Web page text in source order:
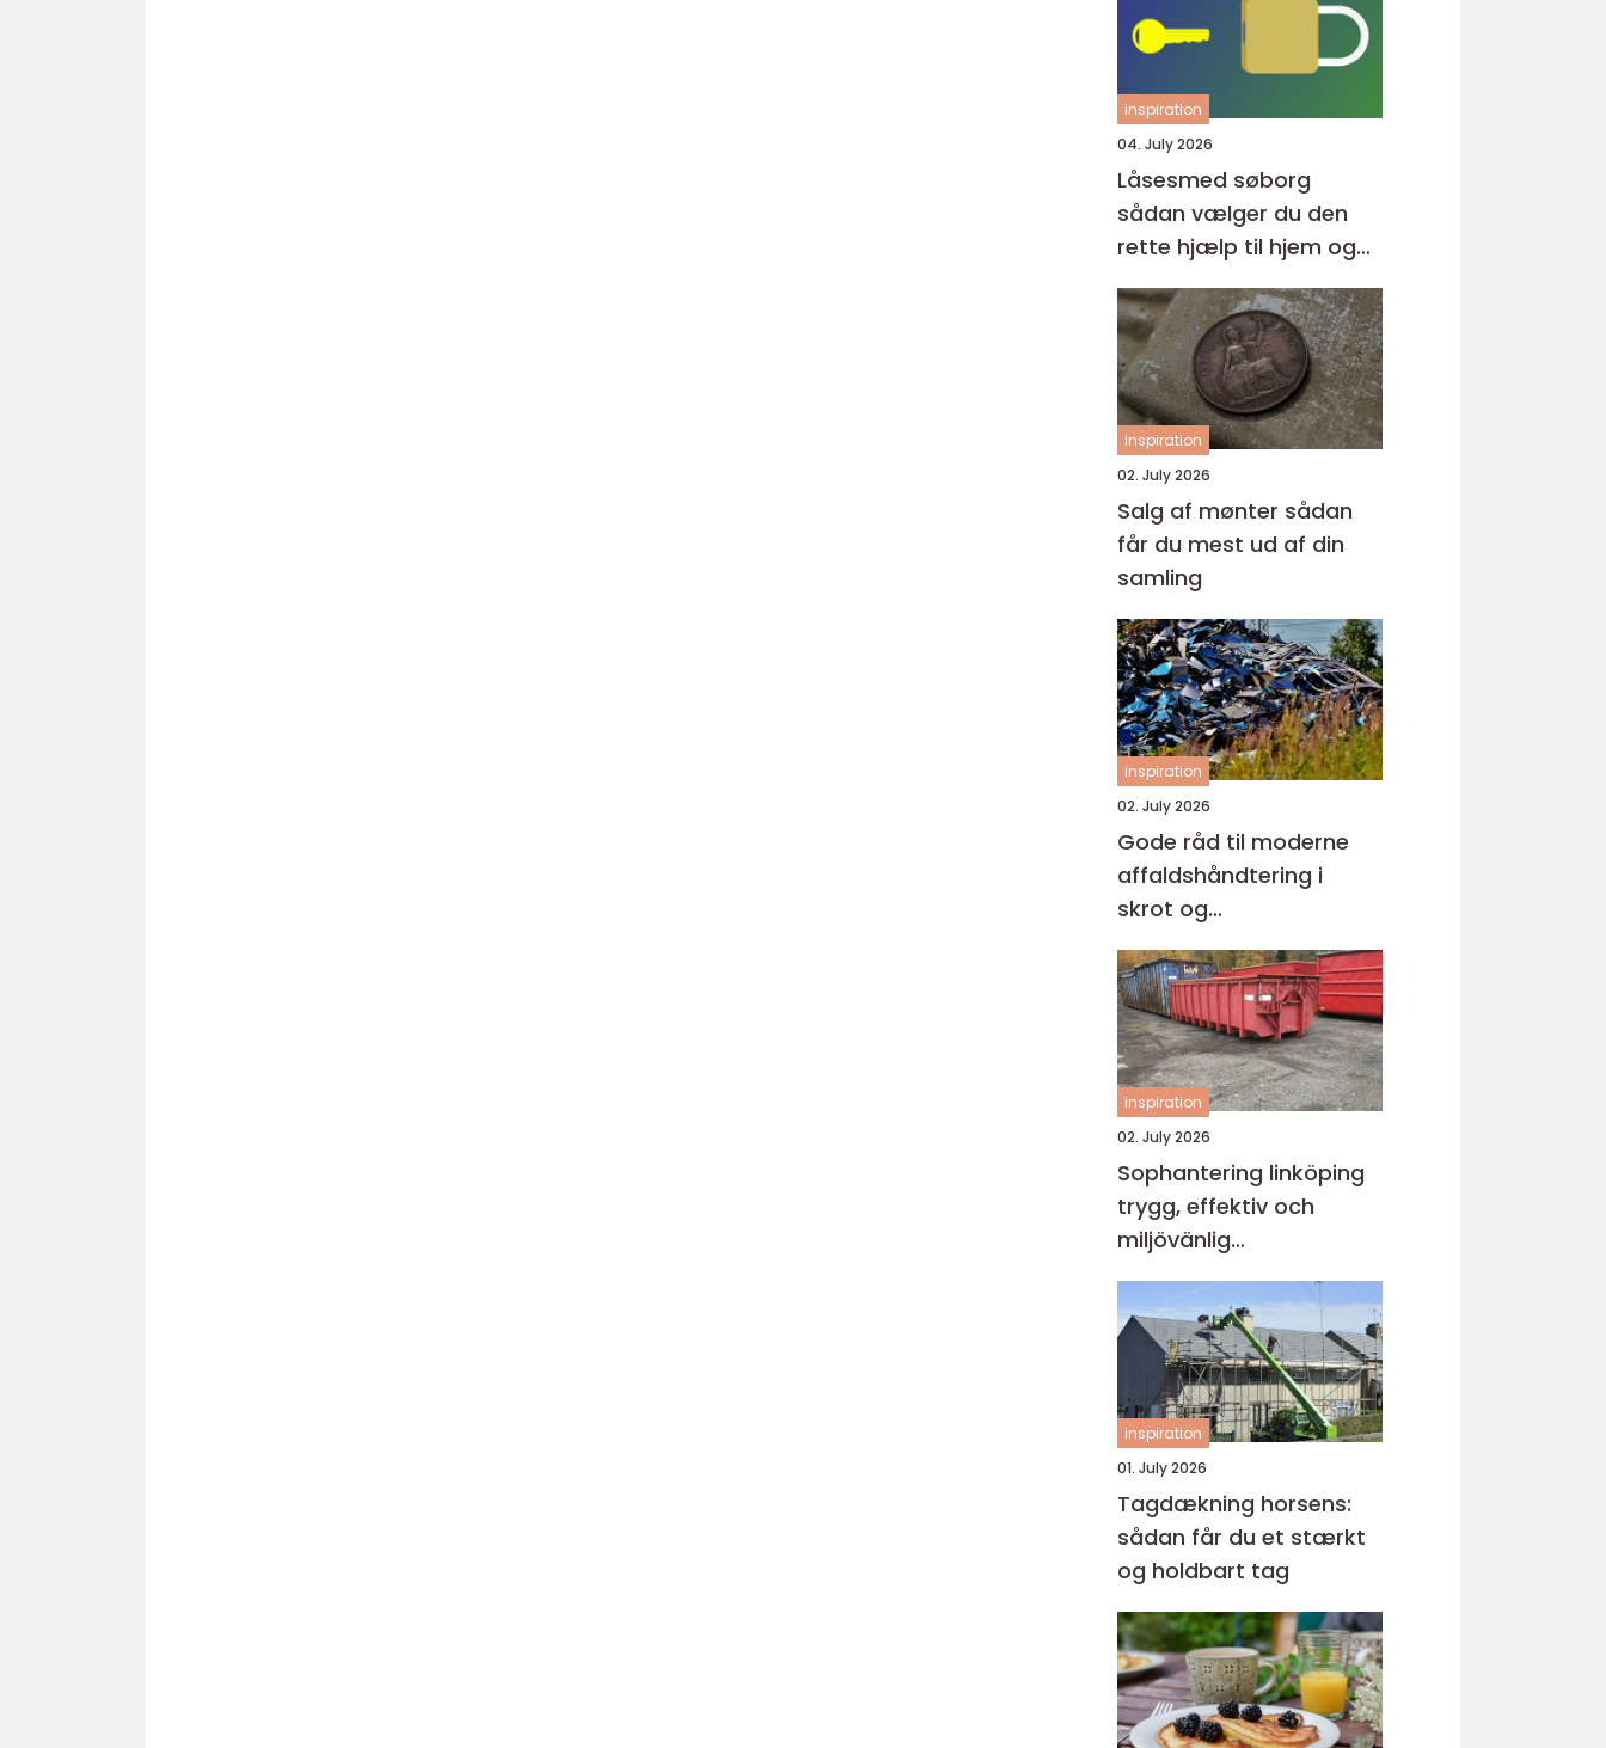
inspiration
04. July 2026
Låsesmed søborg
sådan vælger du den
rette hjælp til hjem og
erhverv
inspiration
02. July 2026
Salg af mønter sådan
får du mest ud af din
samling
inspiration
02. July 2026
Gode råd til moderne
affaldshåndtering i
skrot og
affaldsbranchen
inspiration
02. July 2026
Sophantering linköping
trygg, effektiv och
miljövänlig
avfallshantering
inspiration
01. July 2026
Tagdækning horsens:
sådan får du et stærkt
og holdbart tag